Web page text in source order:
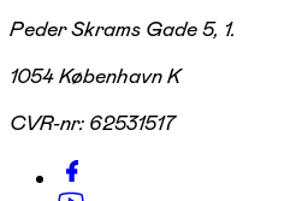
Peder Skrams Gade 5, 1.
1054 København K
CVR-nr: 62531517